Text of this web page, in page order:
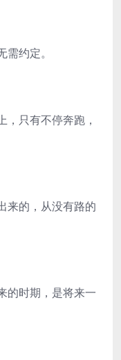
约定。
只有不停奔跑，
来的，从没有路的
的时期，是将来一